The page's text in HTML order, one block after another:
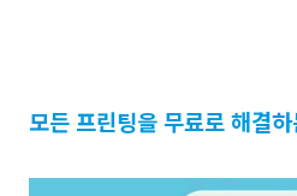
모든 프린팅을 무료로 해결